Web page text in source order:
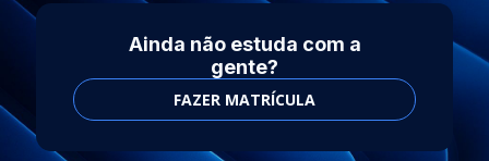
Ainda não estuda com a
gente?
FAZER MATRÍCULA